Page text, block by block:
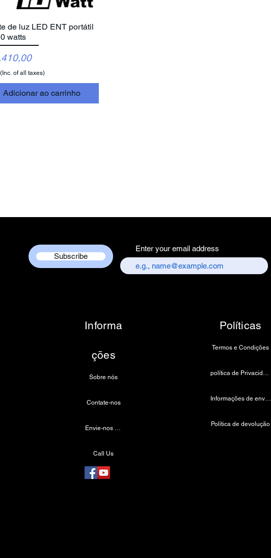
Visualização rápida
de luz LED ENT portátil
watts
of all taxes)
Adicionar ao carrinho
Subscribe
Enter your email address
Informa
ções
Sobre nós
Contate-nos
Envie-nos um e-mail
Call Us
Políticas
Termos e Condições
política de Privacidade
Informações de envio e pagamento
Política de devolução